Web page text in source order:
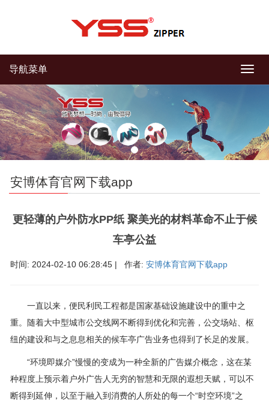
导
导航菜单
安博体育官网下载app
更轻薄的户外防水PP纸 聚美光的材料革命不止于候
车亭公益
时间: 2024-02-10 06:28:45 | 作者: 安博体育官网下载app
一直以来，便民利民工程都是国家基础设施建设中的重中之
重。随着大中型城市公交线网不断得到优化和完善，公交场站、枢
纽的建设和与之息息相关的候车亭广告业务也得到了长足的发展。
“环境即媒介”慢慢的变成为一种全新的广告媒介概念，这在某
种程度上预示着户外广告人无穷的智慧和无限的遐想天赋，可以不
断得到延伸，以至于融入到消费的人所处的每一个“时空环境”之